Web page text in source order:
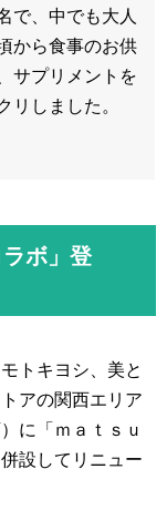
で、中でも大人
から食事のお供
サプリメントを
リしました。
ボ」登
トキヨシ、美と
アの関西エリア
に「ｍａｔｓｕ
設してリニュー